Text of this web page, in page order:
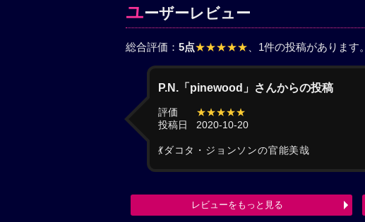
ユーザーレビュー
総合評価： 5点★★★★★ 、1件の投稿があります。
P.N.「pinewood」さんからの投稿
評価
★★★★★
投稿日
2020-10-20
💃ダコタ・ジョンソンの官能美哉
レビューをもっと見る